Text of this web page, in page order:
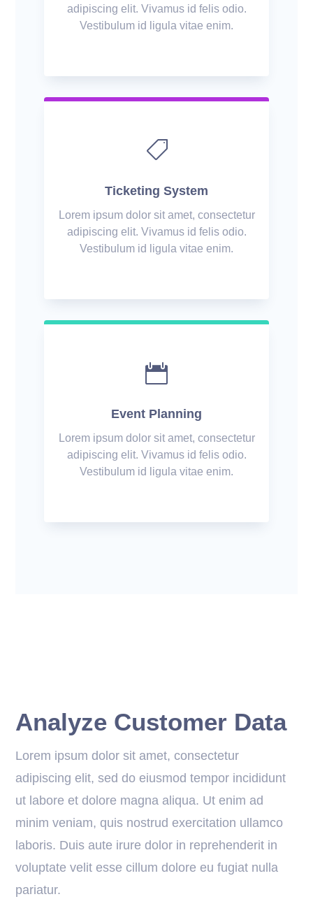
adipiscing elit. Vivamus id felis odio.
Vestibulum id ligula vitae enim.

Ticketing System
Lorem ipsum dolor sit amet, consectetur
adipiscing elit. Vivamus id felis odio.
Vestibulum id ligula vitae enim.

Event Planning
Lorem ipsum dolor sit amet, consectetur
adipiscing elit. Vivamus id felis odio.
Vestibulum id ligula vitae enim.
Analyze Customer Data
Lorem ipsum dolor sit amet, consectetur
adipiscing elit, sed do eiusmod tempor incididunt
ut labore et dolore magna aliqua. Ut enim ad
minim veniam, quis nostrud exercitation ullamco
laboris. Duis aute irure dolor in reprehenderit in
voluptate velit esse cillum dolore eu fugiat nulla
pariatur.